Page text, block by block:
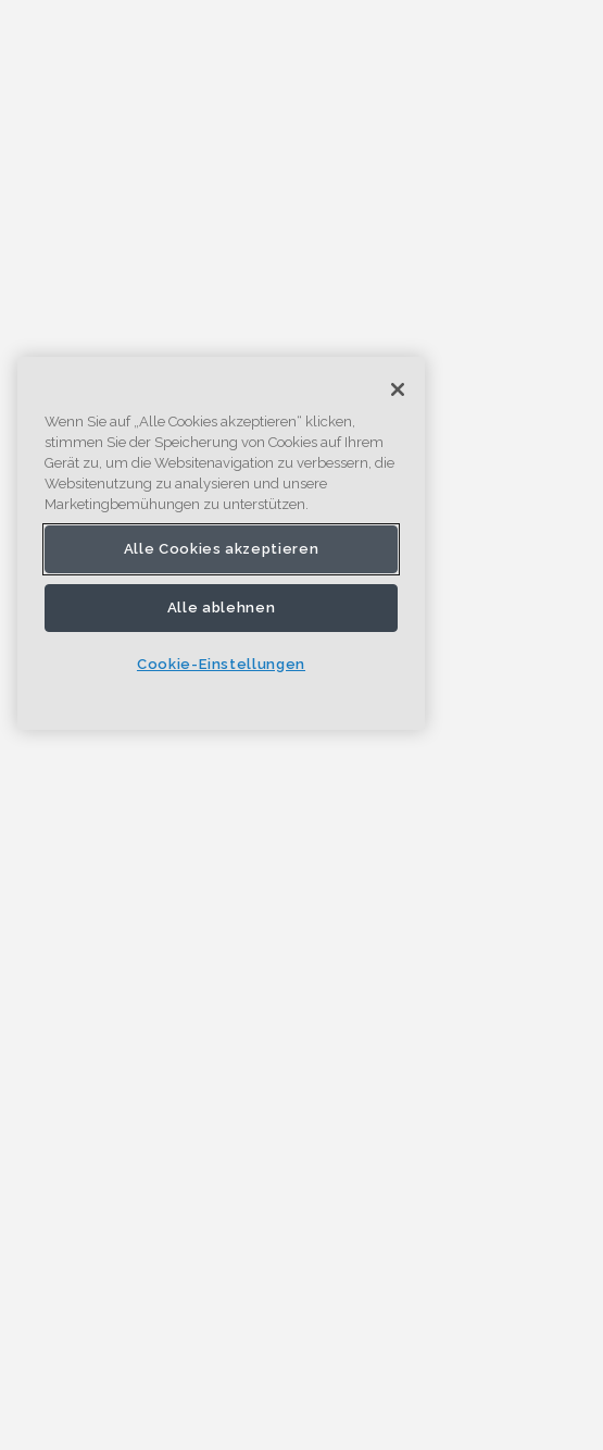
Wenn Sie auf „Alle Cookies akzeptieren“ klicken,
stimmen Sie der Speicherung von Cookies auf Ihrem
Gerät zu, um die Websitenavigation zu verbessern, die
Websitenutzung zu analysieren und unsere
Marketingbemühungen zu unterstützen.
Alle Cookies akzeptieren
Alle ablehnen
Cookie-Einstellungen